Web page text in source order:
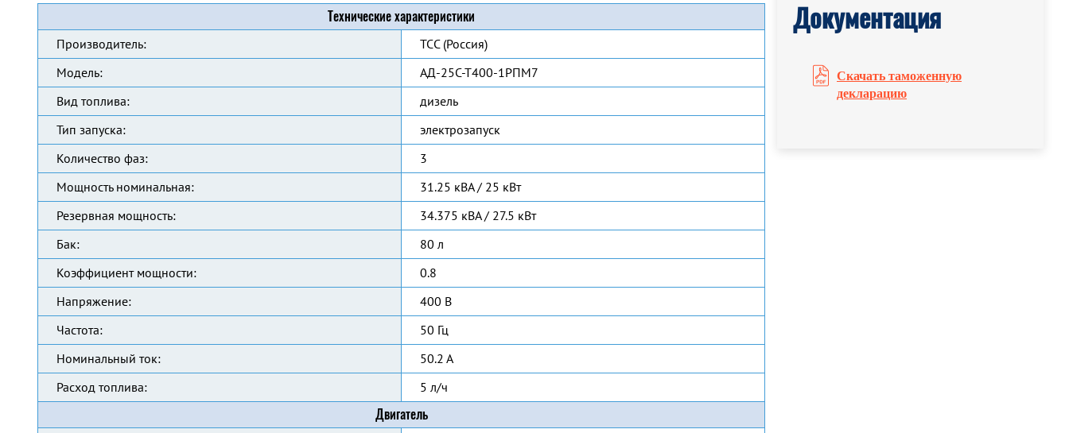
Документация
Скачать таможенную
декларацию
Технические характеристики
Производитель:
ТСС (Россия)
Модель:
АД-25С-Т400-1РПМ7
Вид топлива:
дизель
Тип запуска:
электрозапуск
Количество фаз:
3
Мощность номинальная:
31.25 кВА / 25 кВт
Резервная мощность:
34.375 кВА / 27.5 кВт
Бак:
80 л
Коэффициент мощности:
0.8
Напряжение:
400 В
Частота:
50 Гц
Номинальный ток:
50.2 А
Расход топлива:
5 л/ч
Двигатель